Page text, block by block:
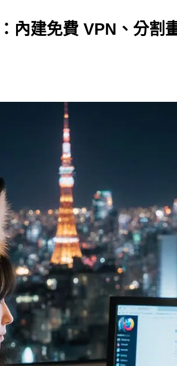
內建免費 VPN、分割